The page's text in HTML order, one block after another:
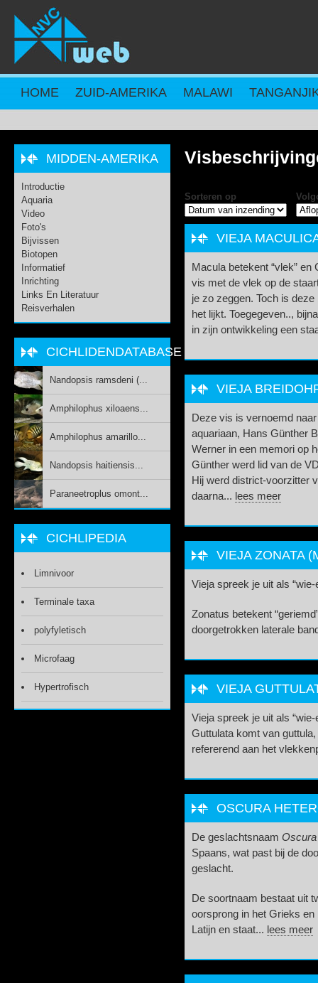
Overslaan en naar de inhoud gaan
HOME ZUID-AMERIKA MALAWI
Sorteren op
VIEJA
Macula betekent “vlek” en
vis met de vlek op de
je zo zeggen. Toch is
het lijkt. Toegegeven..,
in zijn ontwikkeling een
VIEJA
Deze vis is vernoemd
aquariaan, Hans Günther
Werner in een memori op
Günther werd lid van de
Hij werd district-voorzitter
daarna... lees meer
VIEJA ZONATA
Vieja spreek je uit als
Zonatus betekent
doorgetrokken laterale
VIEJA
Vieja spreek je uit als
Guttulata komt van guttula,
refererend aan het
OSCURA
De geslachtsnaam Oscura
Spaans, wat past bij de
geslacht.
De soortnaam bestaat uit
oorsprong in het Grieks en
Latijn en staat... lees meer
MIDDEN-AMERIKA
Introductie
Aquaria
Video
Foto's
Bijvissen
Biotopen
Informatief
Inrichting
Links En Literatuur
Reisverhalen
CICHLIDENDATABASE
Nandopsis ramsdeni (...
Amphilophus xiloaens...
Amphilophus amarillo...
Nandopsis haitiensis...
Paraneetroplus omont...
CICHLIPEDIA
Limnivoor
Terminale taxa
polyfyletisch
Microfaag
Hypertrofisch